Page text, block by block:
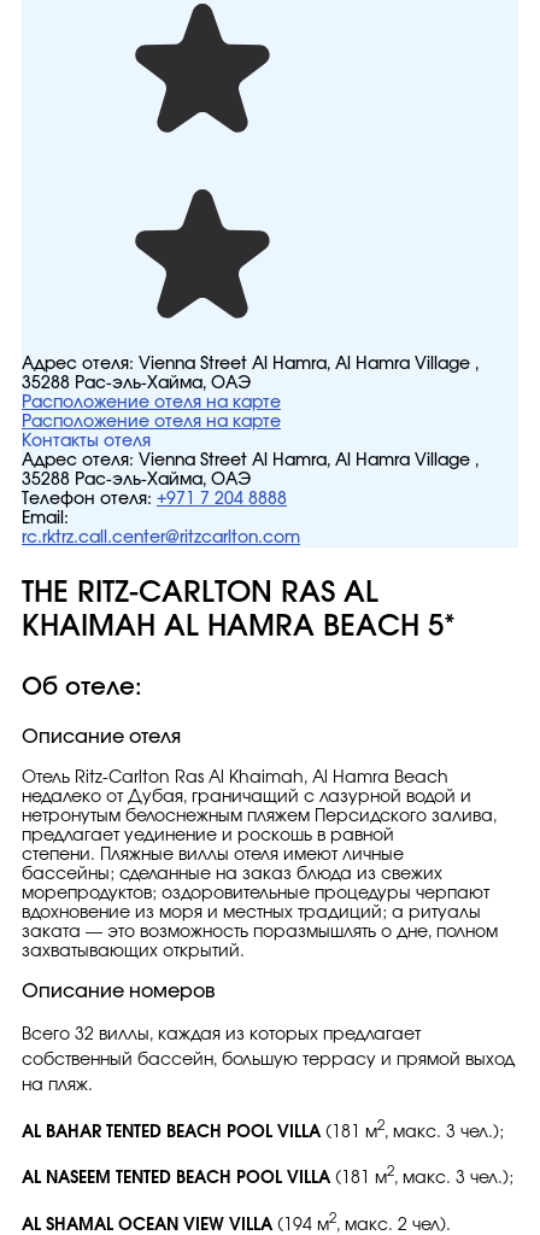
Адрес отеля: Vienna Street Al Hamra, Al Hamra Village ,
35288 Рас-эль-Хайма, ОАЭ
Расположение отеля на карте
Расположение отеля на карте
Контакты отеля
Адрес отеля: Vienna Street Al Hamra, Al Hamra Village ,
35288 Рас-эль-Хайма, ОАЭ
Телефон отеля: +971 7 204 8888
Email:
rc.rktrz.call.center@ritzcarlton.com
THE RITZ-CARLTON RAS AL
KHAIMAH AL HAMRA BEACH 5*
Об отеле:
Описание отеля
Отель Ritz-Carlton Ras Al Khaimah, Al Hamra Beach
недалеко от Дубая, граничащий с лазурной водой и
нетронутым белоснежным пляжем Персидского залива,
предлагает уединение и роскошь в равной
степени. Пляжные виллы отеля имеют личные
бассейны; сделанные на заказ блюда из свежих
морепродуктов; оздоровительные процедуры черпают
вдохновение из моря и местных традиций; а ритуалы
заката — это возможность поразмышлять о дне, полном
захватывающих открытий.
Описание номеров
Всего 32 виллы, каждая из которых предлагает
собственный бассейн, большую террасу и прямой выход
на пляж.
AL BAHAR TENTED BEACH POOL VILLA (181 м2, макс. 3 чел.);
AL NASEEM TENTED BEACH POOL VILLA (181 м2, макс. 3 чел.);
AL SHAMAL OCEAN VIEW VILLA (194 м2, макс. 2 чел).